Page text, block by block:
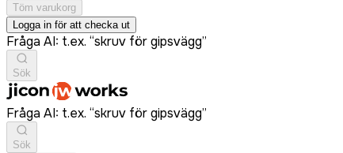
Töm varukorg
Logga in för att checka ut
Fråga AI: t.ex. “skruv för gipsvägg”
Sök
Fråga AI: t.ex. “skruv för gipsvägg”
Sök